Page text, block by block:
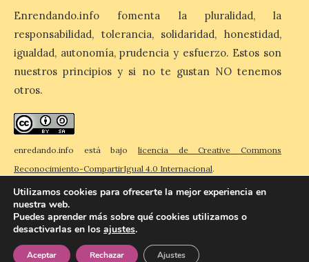
6 Ago 2026
Los socios de Iberia Club
ya pueden reservar más
de 300.000 hoteles en
combinación de ambos. Además, podrán
acumular hasta 10 Avios por cada euro
Enrendando.info fomenta la pluralidad, la
responsabilidad, tolerancia, solidaridad, honestidad,
igualdad, autonomía, prudencia y esfuerzo. Estos son
nuestros principios y si no te gustan NO tenemos
otros.
enredando.info está bajo licencia de Creative Commons
Reconocimiento-CompartirIgual 4.0 Internacional.
© 2026 Enredando Política de privacidad
Utilizamos cookies para ofrecerte la mejor experiencia en
nuestra web.
Puedes aprender más sobre qué cookies utilizamos o
desactivarlas en los ajustes.
Aceptar Rechazar Ajustes